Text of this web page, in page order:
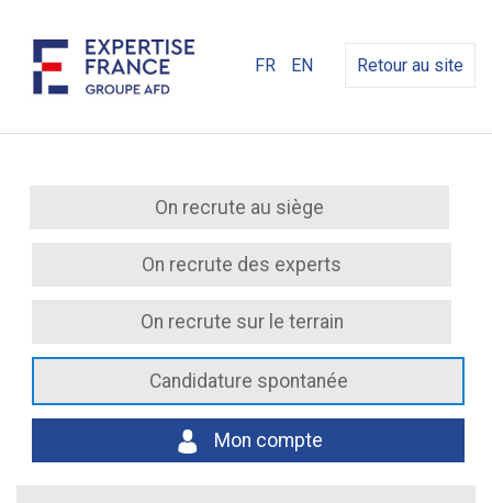
FR EN Retour au site
On recrute au siège
On recrute des experts
On recrute sur le terrain
Candidature spontanée
Mon compte